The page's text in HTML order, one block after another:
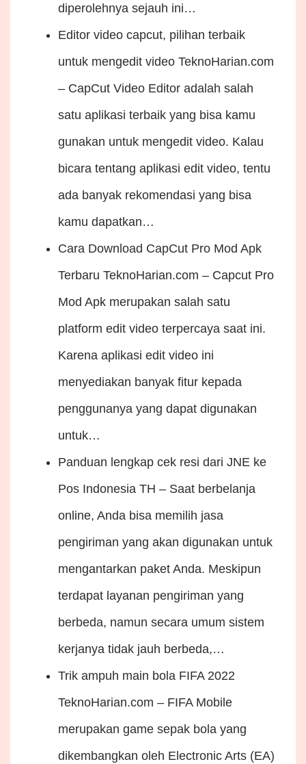
diperolehnya sejauh ini…
Editor video capcut, pilihan terbaik
untuk mengedit video TeknoHarian.com
– CapCut Video Editor adalah salah
satu aplikasi terbaik yang bisa kamu
gunakan untuk mengedit video. Kalau
bicara tentang aplikasi edit video, tentu
ada banyak rekomendasi yang bisa
kamu dapatkan…
Cara Download CapCut Pro Mod Apk
Terbaru TeknoHarian.com – Capcut Pro
Mod Apk merupakan salah satu
platform edit video terpercaya saat ini.
Karena aplikasi edit video ini
menyediakan banyak fitur kepada
penggunanya yang dapat digunakan
untuk…
Panduan lengkap cek resi dari JNE ke
Pos Indonesia TH – Saat berbelanja
online, Anda bisa memilih jasa
pengiriman yang akan digunakan untuk
mengantarkan paket Anda. Meskipun
terdapat layanan pengiriman yang
berbeda, namun secara umum sistem
kerjanya tidak jauh berbeda,…
Trik ampuh main bola FIFA 2022
TeknoHarian.com – FIFA Mobile
merupakan game sepak bola yang
dikembangkan oleh Electronic Arts (EA)